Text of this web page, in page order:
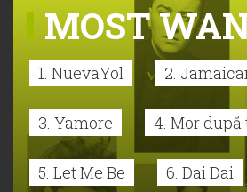
MOST
1. NuevaYol 2.
3. Yamore 4. Mor după
5. Let Me Be 6. Dai Dai